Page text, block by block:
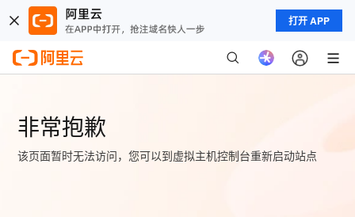
打开 APP
非常抱歉
该页面暂时无法访问，您可以到虚拟主机控制台重新启动站点